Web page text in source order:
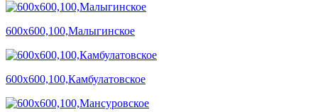
600х600,100,Малыгинское
600х600,100,Камбулатовское